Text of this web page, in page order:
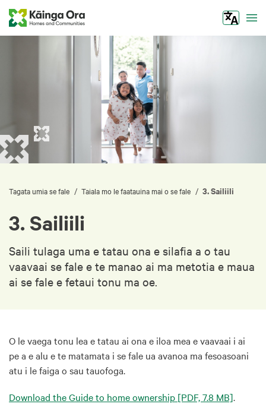
Tagata umia se fale / Taiala mo le faatauina mai o se fale / 3. Sailiili
3. Sailiili
Saili tulaga uma e tatau ona e silafia a o tau
vaavaai se fale e te manao ai ma metotia e maua
ai se fale e fetaui tonu ma oe.
O le vaega tonu lea e tatau ai ona e iloa mea e vaavaai i ai
pe a e alu e te matamata i se fale ua avanoa ma fesoasoani
atu i le faiga o sau tauofoga.
Download the Guide to home ownership [PDF, 7.8 MB].